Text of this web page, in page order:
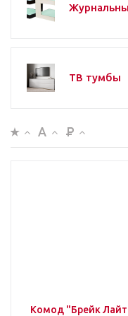
ТВ тумбы
Комод "Брейк